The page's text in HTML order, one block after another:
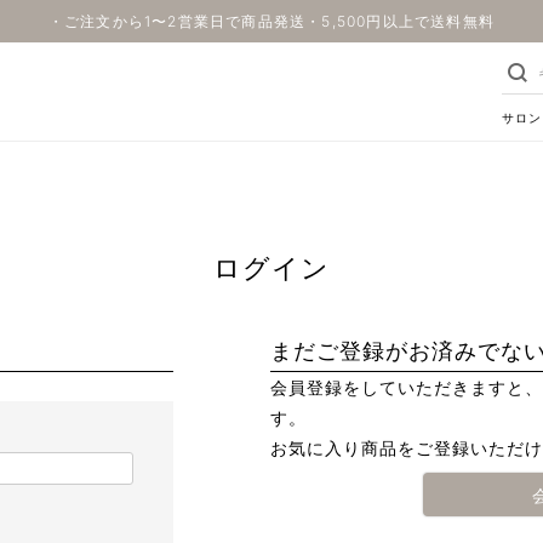
・ご注文から1〜2営業日で商品発送・5,500円以上で送料無料
サロ
ログイン
まだご登録がお済みでな
会員登録をしていただきますと
す。
お気に入り商品をご登録いただ